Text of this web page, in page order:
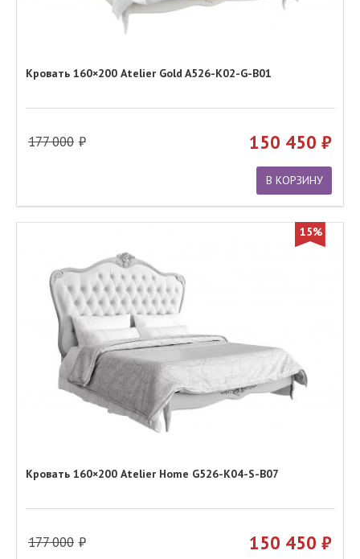
Кровать 160×200 Atelier Gold A526-K02-G-B01
177 000 150 450
В КОРЗИНУ
15%
Кровать 160×200 Atelier Home G526-K04-S-B07
177 000 150 450